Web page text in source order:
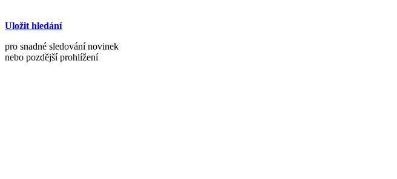
Uložit hledání
pro snadné sledování novinek
nebo pozdější prohlížení